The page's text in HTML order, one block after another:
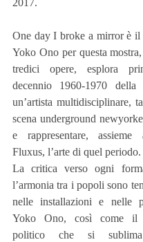
2017.
One day I broke a mirror è il
Yoko Ono per questa
tredici opere, esplora
decennio 1960-1970 della
un’artista multidisciplinare,
scena underground
e rappresentare, assieme
Fluxus, l’arte di quel periodo.
La critica verso ogni
l’armonia tra i popoli sono
nelle installazioni e nelle
Yoko Ono, così come il
politico che si